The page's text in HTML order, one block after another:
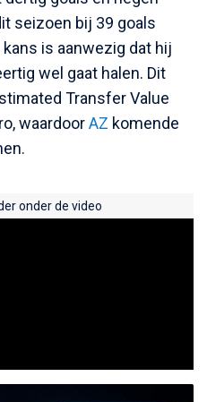
seizoen bij 39 goals
is aanwezig dat hij
wel gaat halen. Dit
Transfer Value
waardoorAZ komende
onder de video